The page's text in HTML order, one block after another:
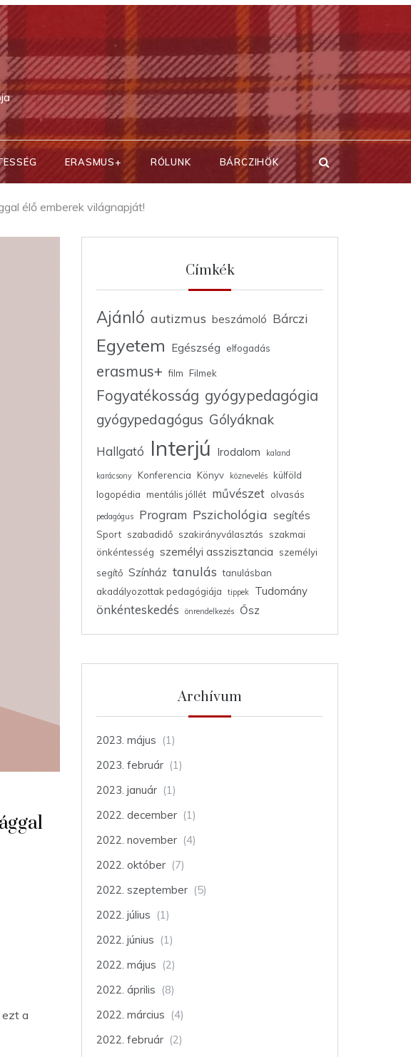
ERASMUS+ RÓLUNK BÁRCZIHÖK
élő emberek világnapját!
ezt a
Címkék
Ajánló autizmus beszámoló Bárczi
Egyetem Egészség elfogadás
erasmus+ film Filmek
Fogyatékosság gyógypedagógia
gyógypedagógus Gólyáknak
Hallgató Interjú Irodalom kaland
karácsony Konferencia Könyv köznevelés
külföld
logopédia mentális jóllét művészet olvasás
pedagógus Program Pszichológia segítés
Sport szabadidő szakirányválasztás
szakmai
önkéntesség személyi asszisztancia
személyi
segítő Színház tanulás tanulásban
akadályozottak pedagógiája
tippek Tudomány
önkénteskedés önrendelkezés Ősz
Archívum
2023. május (1)
2023. február (1)
2023. január (1)
2022. december (1)
2022. november (4)
2022. október (7)
2022. szeptember (5)
2022. július (1)
2022. június (1)
2022. május (2)
2022. április (8)
2022. március (4)
2022. február (2)